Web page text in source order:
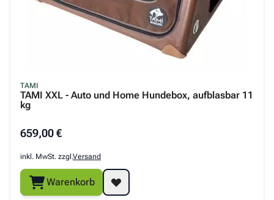
TAMI
TAMI XXL - Auto und Home Hundebox, aufblasbar 11
kg
659,00 €
inkl. MwSt. zzgl.Versand
Warenkorb